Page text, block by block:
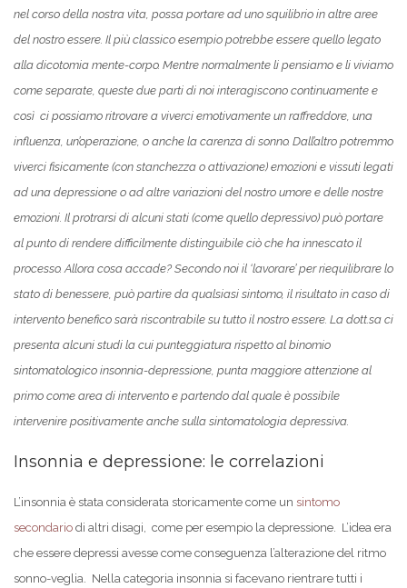
nel corso della nostra vita, possa portare ad uno squilibrio in altre aree
del nostro essere. Il più classico esempio potrebbe essere quello legato
alla dicotomia mente-corpo. Mentre normalmente li pensiamo e li viviamo
come separate, queste due parti di noi interagiscono continuamente e
così ci possiamo ritrovare a viverci emotivamente un raffreddore, una
influenza, un’operazione, o anche la carenza di sonno. Dall’altro potremmo
viverci fisicamente (con stanchezza o attivazione) emozioni e vissuti legati
ad una depressione o ad altre variazioni del nostro umore e delle nostre
emozioni. Il protrarsi di alcuni stati (come quello depressivo) può portare
al punto di rendere difficilmente distinguibile ciò che ha innescato il
processo. Allora cosa accade? Secondo noi il ‘lavorare’ per riequilibrare lo
stato di benessere, può partire da qualsiasi sintomo, il risultato in caso di
intervento benefico sarà riscontrabile su tutto il nostro essere. La dott.sa ci
presenta alcuni studi la cui punteggiatura rispetto al binomio
sintomatologico insonnia-depressione, punta maggiore attenzione al
primo come area di intervento e partendo dal quale è possibile
intervenire positivamente anche sulla sintomatologia depressiva.
Insonnia e depressione: le correlazioni
L’insonnia è stata considerata storicamente come un sintomo
secondario di altri disagi, come per esempio la depressione. L’idea era
che essere depressi avesse come conseguenza l’alterazione del ritmo
sonno-veglia. Nella categoria insonnia si facevano rientrare tutti i